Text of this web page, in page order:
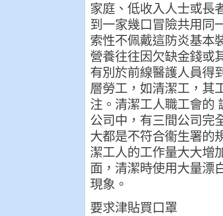
家庭、低收入人士或長
到一家幾口冒險共用同
索性不佩戴這防炎基本
營養往往因欠缺金錢或
有別於前線醫護人員得
層勞工，如清潔工，其
注。清潔工人職工會的
公司中，有三間公司完
大都是不符合衞生署的
潔工人的工作量大大增
面，清潔時使用大量漂
現象。
要求津貼買口罩